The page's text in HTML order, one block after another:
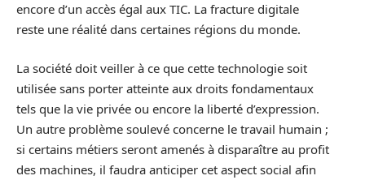
encore d’un accès égal aux TIC. La fracture digitale
reste une réalité dans certaines régions du monde.
La société doit veiller à ce que cette technologie soit
utilisée sans porter atteinte aux droits fondamentaux
tels que la vie privée ou encore la liberté d’expression.
Un autre problème soulevé concerne le travail humain ;
si certains métiers seront amenés à disparaître au profit
des machines, il faudra anticiper cet aspect social afin